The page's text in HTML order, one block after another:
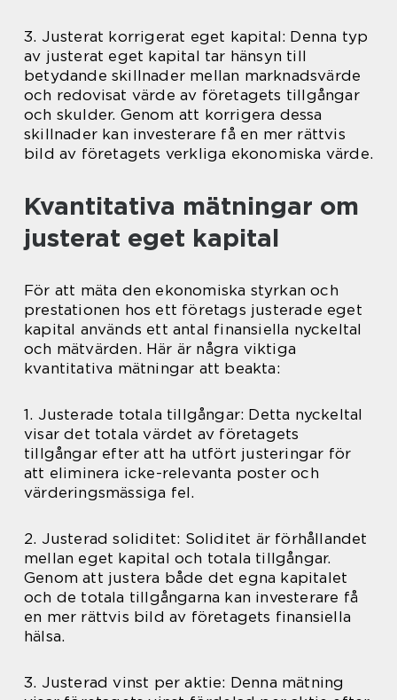
3. Justerat korrigerat eget kapital: Denna typ
av justerat eget kapital tar hänsyn till
betydande skillnader mellan marknadsvärde
och redovisat värde av företagets tillgångar
och skulder. Genom att korrigera dessa
skillnader kan investerare få en mer rättvis
bild av företagets verkliga ekonomiska värde.
Kvantitativa mätningar om
justerat eget kapital
För att mäta den ekonomiska styrkan och
prestationen hos ett företags justerade eget
kapital används ett antal finansiella nyckeltal
och mätvärden. Här är några viktiga
kvantitativa mätningar att beakta:
1. Justerade totala tillgångar: Detta nyckeltal
visar det totala värdet av företagets
tillgångar efter att ha utfört justeringar för
att eliminera icke-relevanta poster och
värderingsmässiga fel.
2. Justerad soliditet: Soliditet är förhållandet
mellan eget kapital och totala tillgångar.
Genom att justera både det egna kapitalet
och de totala tillgångarna kan investerare få
en mer rättvis bild av företagets finansiella
hälsa.
3. Justerad vinst per aktie: Denna mätning